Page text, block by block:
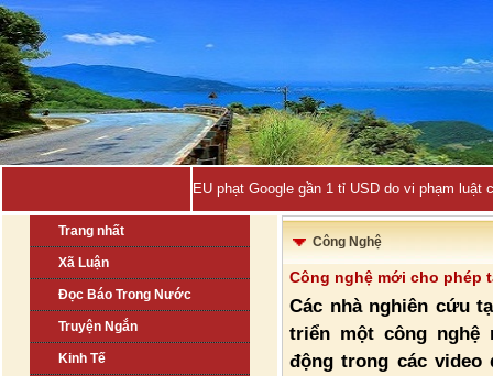
EU phạt Google gần 1 tỉ USD do vi phạm luật
Trang nhất
Xã Luận
Đọc Báo Trong Nước
Truyện Ngắn
Kinh Tế
Công Nghệ
Công nghệ mới cho phép
Các nhà nghiên cứu
triển một công nghệ
động trong các